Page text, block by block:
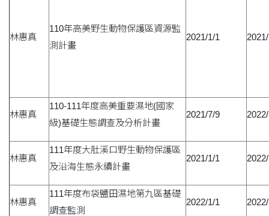
林惠真
110年高美野生動物保護區資源監
測計畫
2021/1/1
林惠真
110-111年度高美重要濕地(國家
級)基礎生態調查及分析計畫
2021/7/9
林惠真
111年度大肚溪口野生動物保護區
及沿海生態永續計畫
2021/1/1
林惠真
111年度布袋鹽田濕地第九區基礎
調查監測
2022/1/1